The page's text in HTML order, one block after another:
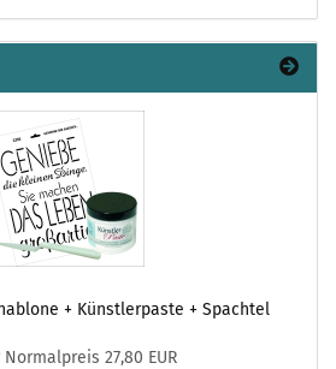
+ Künstlerpaste + Spachtel
Normalpreis 27,80 EUR